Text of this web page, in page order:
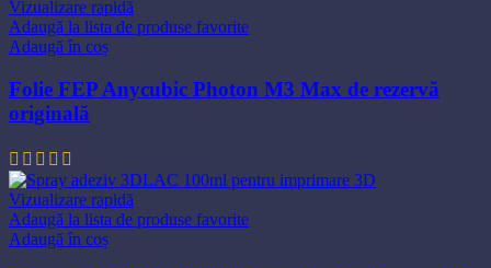
Vizualizare rapidă
Adaugă la lista de produse favorite
Adaugă în coș
Folie FEP Anycubic Photon M3 Max de rezervă
originală
Vizualizare rapidă
Adaugă la lista de produse favorite
Adaugă în coș